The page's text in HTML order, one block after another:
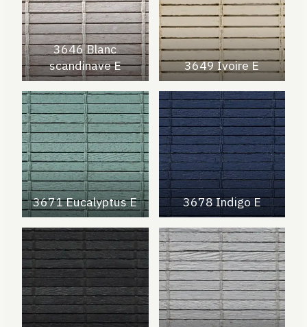
3646 Blanc
scandinave E
3649 Ivoire E
3671 Eucalyptus E 3678 Indigo E